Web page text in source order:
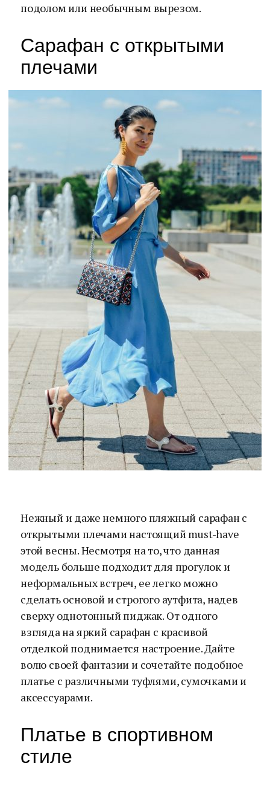
подолом или необычным вырезом.
Сарафан с открытыми
плечами
Нежный и даже немного пляжный сарафан с
открытыми плечами настоящий must-have
этой весны. Несмотря на то, что данная
модель больше подходит для прогулок и
неформальных встреч, ее легко можно
сделать основой и строгого аутфита, надев
сверху однотонный пиджак. От одного
взгляда на яркий сарафан с красивой
отделкой поднимается настроение. Дайте
волю своей фантазии и сочетайте подобное
платье с различными туфлями, сумочками и
аксессуарами.
Платье в спортивном
стиле